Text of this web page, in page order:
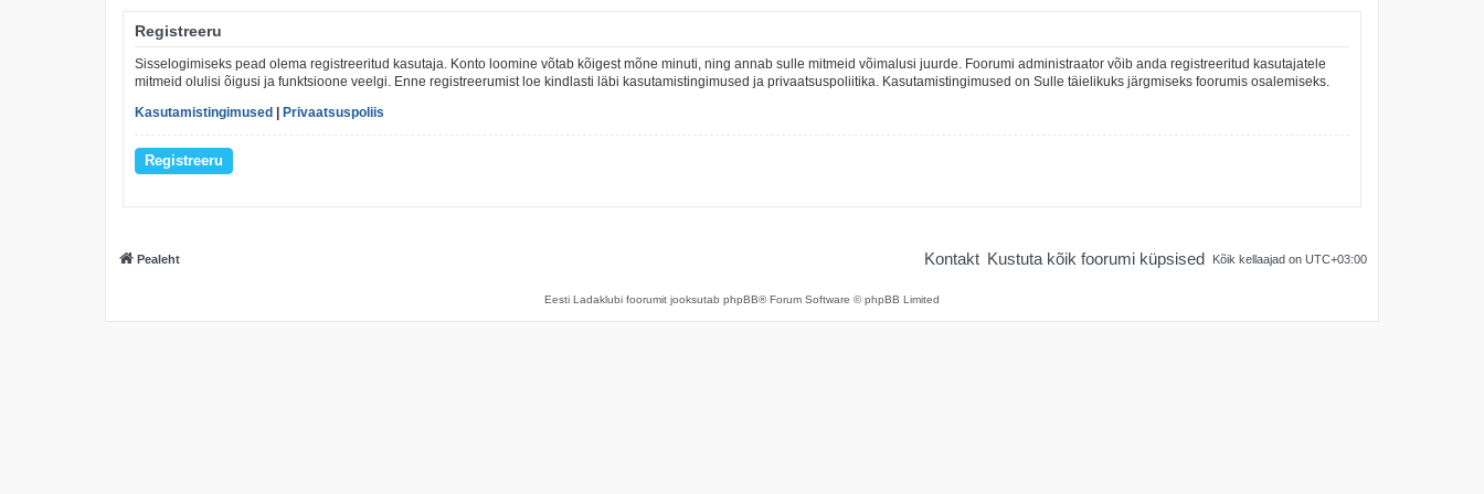
Registreeru
Sisselogimiseks pead olema registreeritud kasutaja. Konto loomine võtab kõigest mõne minuti, ning annab sulle mitmeid võimalusi juurde. Foorumi administraator võib anda registreeritud kasutajatele
mitmeid olulisi õigusi ja funktsioone veelgi. Enne registreerumist loe kindlasti läbi kasutamistingimused ja privaatsuspoliitika. Kasutamistingimused on Sulle täielikuks järgmiseks foorumis osalemiseks.
Kasutamistingimused
Privaatsuspoliis
Registreeru
Pealeht Kõik kellaajad on UTC+03:00
Kustuta kõik foorumi küpsised
Kontakt
Eesti Ladaklubi foorumit jooksutab phpBB® Forum Software © phpBB Limited